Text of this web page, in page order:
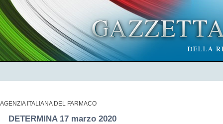
AGENZIA ITALIANA DEL FARMACO
DETERMINA 17 marzo 2020